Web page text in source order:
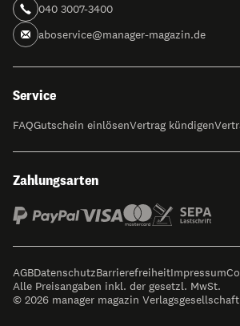
040 3007-3400
aboservice@manager-magazin.de
Service
FAQGutschein einlösenVertrag kündigen
Zahlungsarten
AGBDatenschutzBarrierefreiheitImpressum
Alle Preisangaben inkl. der gesetzl. MwSt.
© 2026 manager magazin